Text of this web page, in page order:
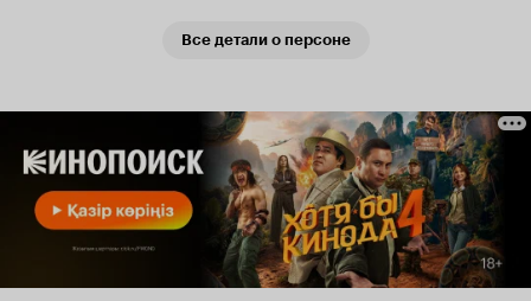
Все детали о персоне